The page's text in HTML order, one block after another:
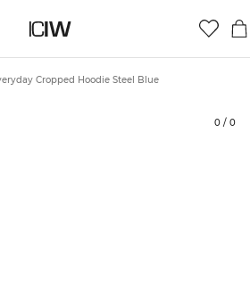
Cropped Hoodie Steel Blue
0 / 0